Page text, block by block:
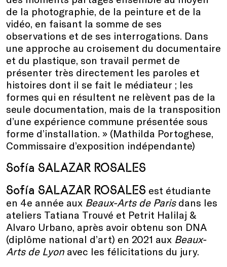
de la photographie, de la peinture et de la
vidéo, en faisant la somme de ses
observations et de ses interrogations. Dans
une approche au croisement du documentaire
et du plastique, son travail permet de
présenter très directement les paroles et
histoires dont il se fait le médiateur ; les
formes qui en résultent ne relèvent pas de la
seule documentation, mais de la transposition
d’une expérience commune présentée sous
forme d’installation. » (Mathilda Portoghese,
Commissaire d’exposition indépendante)
Sofía SALAZAR ROSALES
Sofía SALAZAR ROSALES est étudiante
en 4e année aux Beaux-Arts de Parisdans les
ateliers Tatiana Trouvé et Petrit Halilaj &
Alvaro Urbano, après avoir obtenu son DNA
(diplôme national d’art) en 2021 aux Beaux-
Arts de Lyon avec les félicitations du jury.